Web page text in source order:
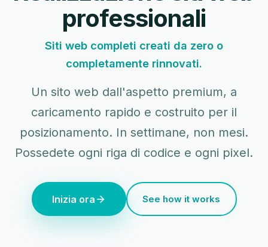
professionali
Siti web completi creati da zero o
completamente rinnovati.
Un sito web dall'aspetto premium, a
caricamento rapido e costruito per il
posizionamento. In settimane, non mesi.
Possedete ogni riga di codice e ogni pixel.
Inizia ora See how it works